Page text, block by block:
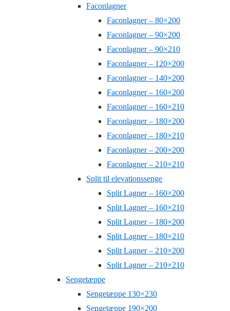
Faconlagner
Faconlagner – 80×200
Faconlagner – 90×200
Faconlagner – 90×210
Faconlagner – 120×200
Faconlagner – 140×200
Faconlagner – 160×200
Faconlagner – 160×210
Faconlagner – 180×200
Faconlagner – 180×210
Faconlagner – 200×200
Faconlagner – 210×210
Split til elevationssenge
Split Lagner – 160×200
Split Lagner – 160×210
Split Lagner – 180×200
Split Lagner – 180×210
Split Lagner – 210×200
Split Lagner – 210×210
Sengetæppe
Sengetæppe 130×230
Sengetæppe 190×200